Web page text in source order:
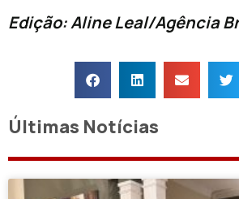
Edição: Aline Leal/Agência
Últimas Notícias